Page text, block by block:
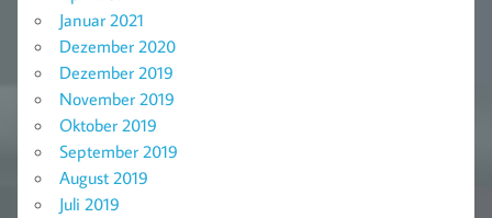
Januar 2021
Dezember 2020
Dezember 2019
November 2019
Oktober 2019
September 2019
August 2019
Juli 2019